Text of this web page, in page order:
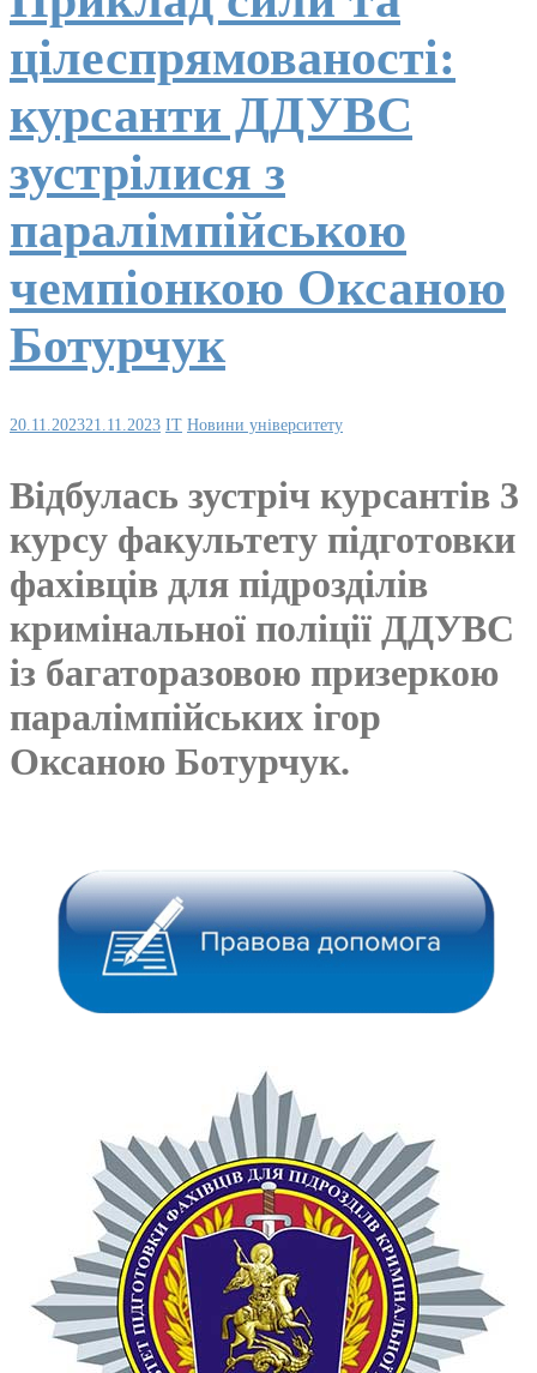
цілеспрямованості:
курсанти ДДУВС
зустрілися з
паралімпійською
чемпіонкою Оксаною
Ботурчук
20.11.202321.11.2023 IT Новини університету
Відбулась зустріч курсантів 3
курсу факультету підготовки
фахівців для підрозділів
кримінальної поліції ДДУВС
із багаторазовою призеркою
паралімпійських ігор
Оксаною Ботурчук.